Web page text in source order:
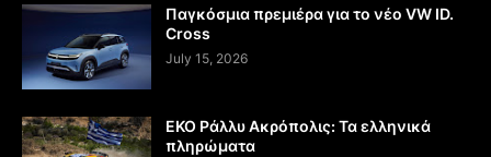
Παγκόσμια πρεμιέρα για το νέο VW ID.
Cross
July 15, 2026
EKO Ράλλυ Ακρόπολις: Τα ελληνικά
πληρώματα